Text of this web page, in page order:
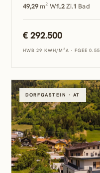
49,29 m² Wfl.2Zi.1 Bad
€ 292.500
HWB 29 KWH/M²A · FGEE 0.55
DORFGASTEIN · AT